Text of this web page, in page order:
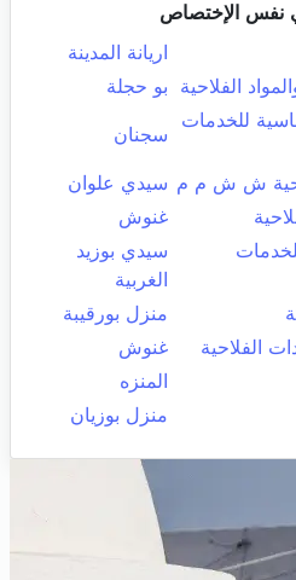
الإختصاص
اريانة المدينة
الفلاحية
بو حجلة
للخدمات
سجنان
ش ش م م سيدي علوان
غنوش
سيدي بوزيد
الغربية
منزل بورقيبة
الفلاحية
غنوش
المنزه
منزل بوزيان